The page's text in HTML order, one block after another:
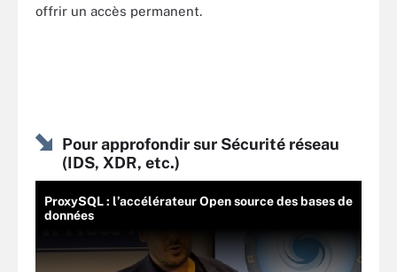
offrir un accès permanent.
Pour approfondir sur Sécurité réseau
(IDS, XDR, etc.)
ProxySQL : l’accélérateur Open source des bases de
données